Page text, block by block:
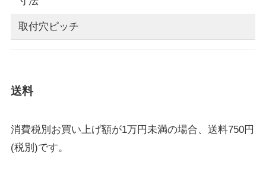
取付穴ピッチ
送料
消費税別お買い上げ額が1万円未満の場合、送料750円
(税別)です。